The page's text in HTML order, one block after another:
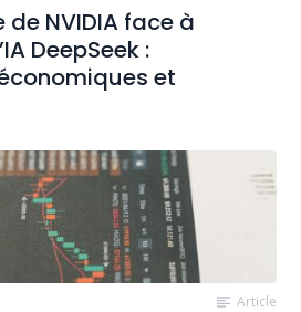
NVIDIA face à
DeepSeek :
et
Article